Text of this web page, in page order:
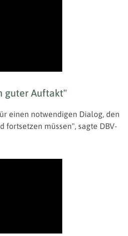
guter Auftakt"
einen notwendigen Dialog, den
fortsetzen müssen", sagte DBV-